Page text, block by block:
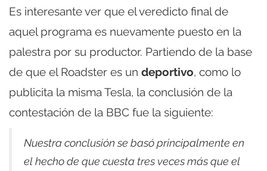
Es interesante ver que el veredicto final de
aquel programa es nuevamente puesto en la
palestra por su productor. Partiendo de la base
de que el Roadster es un deportivo, como lo
publicita la misma Tesla, la conclusión de la
contestación de la BBC fue la siguiente:
Nuestra conclusión se basó principalmente en
el hecho de que cuesta tres veces más que el